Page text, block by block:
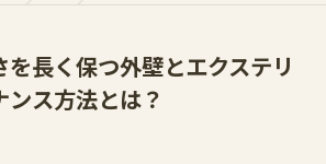
長く保つ外壁とエクステリ
ンス方法とは？